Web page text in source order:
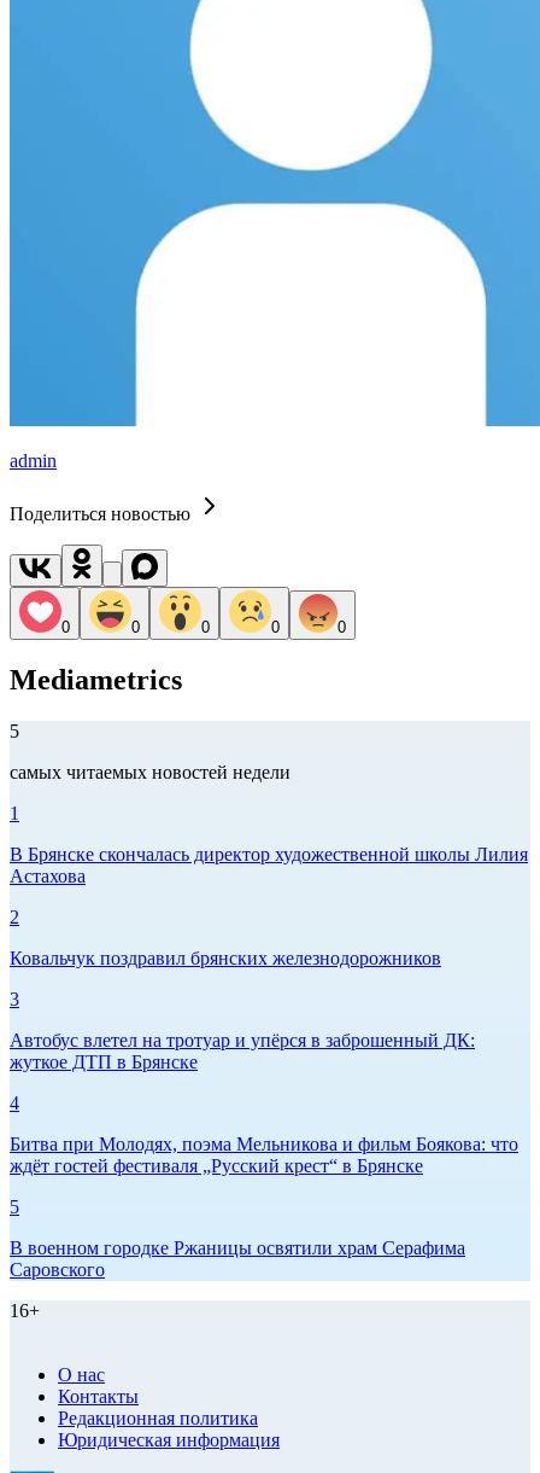
admin
Поделиться новостью
0 0 0 0 0
Mediametrics
5
самых читаемых новостей недели
1
В Брянске скончалась директор художественной школы Лилия
Астахова
2
Ковальчук поздравил брянских железнодорожников
3
Автобус влетел на тротуар и упёрся в заброшенный ДК:
жуткое ДТП в Брянске
4
Битва при Молодях, поэма Мельникова и фильм Боякова: что
ждёт гостей фестиваля „Русский крест“ в Брянске
5
В военном городке Ржаницы освятили храм Серафима
Саровского
16+
О нас
Контакты
Редакционная политика
Юридическая информация